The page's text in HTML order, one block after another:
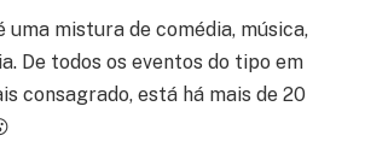
uma mistura de comédia, música,
De todos os eventos do tipo em
consagrado, está há mais de 20